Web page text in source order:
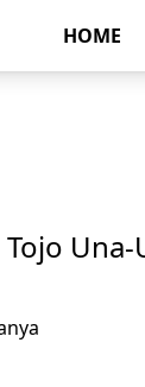
HOME
Una-